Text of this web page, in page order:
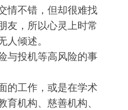
情不错，但却很难找
友，所以心灵上时常
人倾述。
与投机等高风险的事
的工作，或是在学术
育机构、慈善机构、